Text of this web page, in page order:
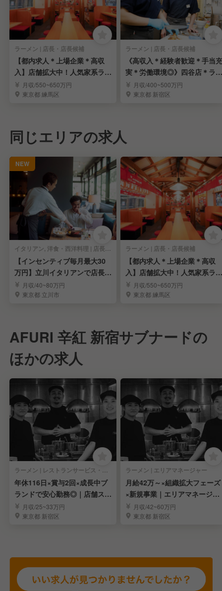
ラーメン | 店長・店長候補
【都内求人＊上場企業＊高収
入】店舗拡大中！人気家系ラー
メン「町田商店」
月収/550~650万円
東京都 練馬区
ラーメン | 店長・店長候補
《高収入＊経験者歓迎＊手当充
実＊労働環境◎》四谷店＊ラー
メン店長候補募集
月収/400~500万円
東京都 新宿区
同じエリアの求人
NEW
イタリアン, 洋食・西洋料理 | 店長・店長候補
【インセンティブ毎月最大30
万円】立川イタリアンで店長候
補を募集！
月収/40~80万円
東京都 立川市
ラーメン | 店長・店長候補
【都内求人＊上場企業＊高収
入】店舗拡大中！人気家系ラー
メン「町田商店」
月収/550~650万円
東京都 練馬区
AFURI 辛紅 新宿サブナードの
ほかの求人
ラーメン | レストランサービス・ホールスタッフ
年休116日×賞与2回×成長中ブ
ランドで安心勤務◎｜店舗スタ
ッフ募集！
月収/25~33万円
東京都 新宿区
ラーメン | エリアマネージャー
月給42万～×組織拡大フェーズ
×新規事業｜エリアマネージャ
ー候補を募集！
月収/42~60万円
東京都 新宿区